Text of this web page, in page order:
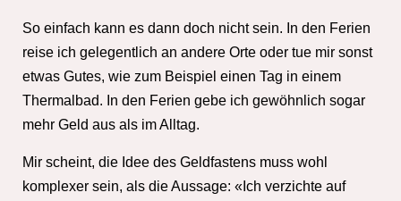
So einfach kann es dann doch nicht sein. In den Ferien
reise ich gelegentlich an andere Orte oder tue mir sonst
etwas Gutes, wie zum Beispiel einen Tag in einem
Thermalbad. In den Ferien gebe ich gewöhnlich sogar
mehr Geld aus als im Alltag.
Mir scheint, die Idee des Geldfastens muss wohl
komplexer sein, als die Aussage: «Ich verzichte auf